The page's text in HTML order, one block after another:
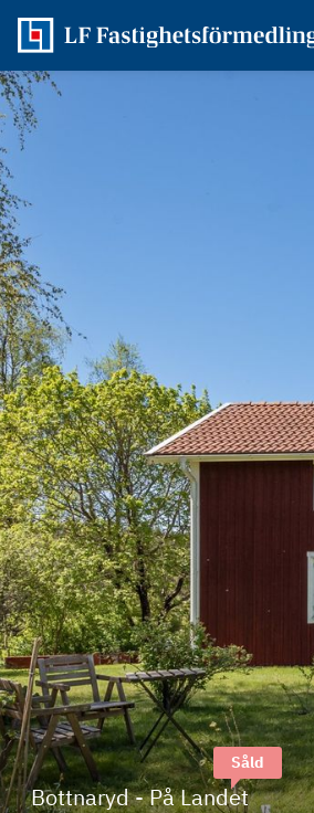
Bottnaryd-På Landet
Såld